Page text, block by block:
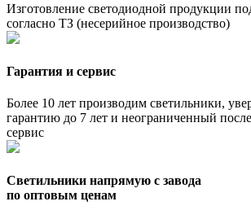
Изготовление светодиодной продукции
согласно ТЗ (несерийное производство)
Гарантия и сервис
Более 10 лет производим светильники,
гарантию до 7 лет и неограниченный
сервис
Светильники напрямую с завода
по оптовым ценам